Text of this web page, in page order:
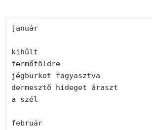
január
kihűlt
termőföldre
jégburkot fagyasztva
dermesztő hideget áraszt
a szél
február